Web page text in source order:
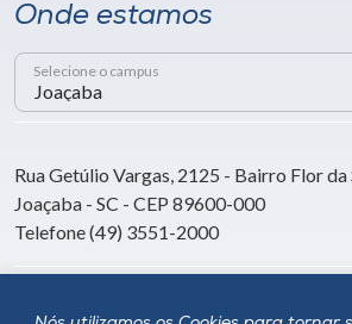
Onde estamos
Selecione o campus
Rua Getúlio Vargas, 2125 - Bairro Flor da
Joaçaba - SC - CEP 89600-000
Telefone (49) 3551-2000
Siga a Unoesc